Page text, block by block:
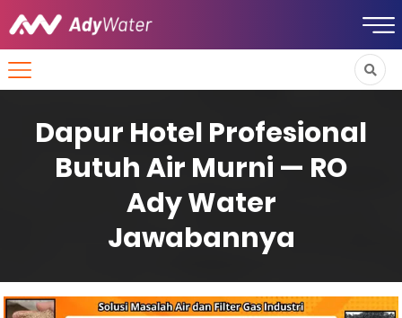
Dapur Hotel Profesional
Butuh Air Murni — RO
Ady Water
Jawabannya